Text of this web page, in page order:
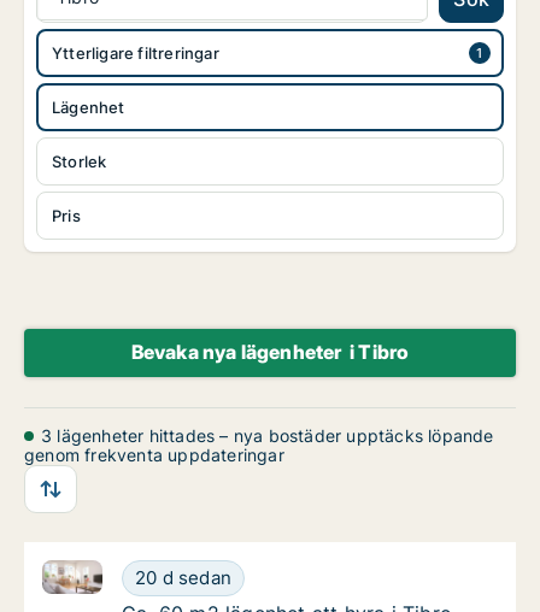
Lägenhet
Storlek
Pris
Ytterligare filtreringar
Bevaka nya lägenheter i Tibro
3 lägenheter hittades – nya bostäder upptäcks löpande
genom frekventa uppdateringar
Ca. 60 m2 lägenhet att hyra i Tibro,
20 d sedan
Ca. 60 m2 lägenhet att hyra i Tibro, Högåsgatan